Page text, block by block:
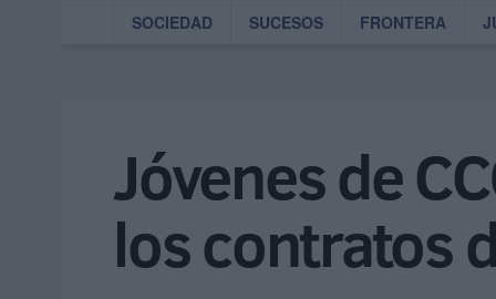
SOCIEDAD SUCESOS FRONTERA
Jóvenes de
los contratos